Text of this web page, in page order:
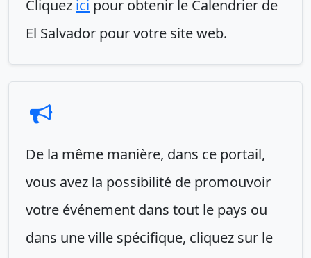
Cliquez ici pour obtenir le Calendrier de
El Salvador pour votre site web.
De la même manière, dans ce portail,
vous avez la possibilité de promouvoir
votre événement dans tout le pays ou
dans une ville spécifique, cliquez sur le